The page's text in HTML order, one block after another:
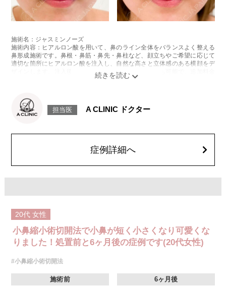
施術名：ジャスミンノーズ
施術内容：ヒアルロン酸を用いて、鼻のライン全体をバランスよく整える
鼻形成施術です。鼻根・鼻筋・鼻先・鼻柱など、顔立ちやご希望に応じて
適切な箇所にヒアルロン酸を注入し、自然な高さと立体感のある横顔をデ
ザインします。注入後には、ご希望に合わせて微調整も可能で、追加料金
はかかりません。使用するのは、高密度で硬さと形成力に優れた「クレヴ
施術時間：約15分程
リスク、副作用：腫れ、赤み、内出血、痛み、突っ張り感などが生じるこ
週間ほどお控えください。
オプション：表面麻酔 3,300円(税込) 笑気麻酔 3,300円(税込)
担当医 A CLINIC ドクター
症例詳細へ
20代 女性
小鼻縮小術切開法で小鼻が短く小さくなり可愛くな
りました！処置前と6ヶ月後の症例です(20代女性)
#小鼻縮小術切開法
施術前 6ヶ月後